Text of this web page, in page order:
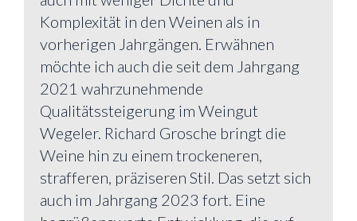
Komplexität in den Weinen als in
vorherigen Jahrgängen. Erwähnen
möchte ich auch die seit dem Jahrgang
2021 wahrzunehmende
Qualitätssteigerung im Weingut
Wegeler. Richard Grosche bringt die
Weine hin zu einem trockeneren,
strafferen, präziseren Stil. Das setzt sich
auch im Jahrgang 2023 fort. Eine